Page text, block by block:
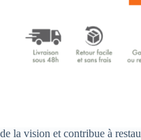
vision et contribue à